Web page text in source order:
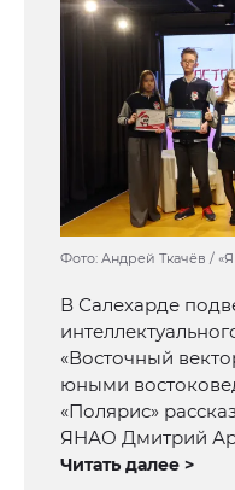
Фото: Андрей Ткачёв /
В Салехарде
«Восточный
юными
«Полярис»
ЯНАО Дмитрий
Читать далее >